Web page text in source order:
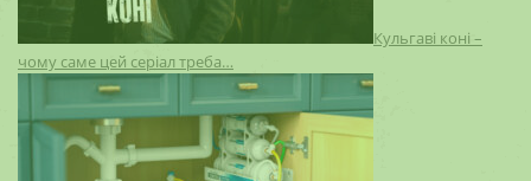
Кульгаві коні –
чому саме цей серіал треба…